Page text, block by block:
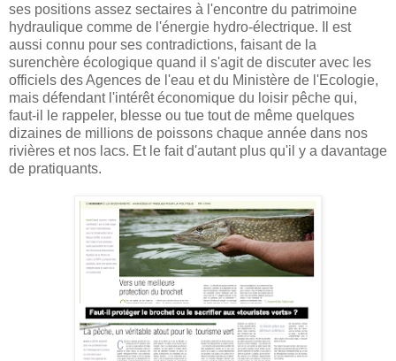
ses positions assez sectaires à l'encontre du patrimoine
hydraulique comme de l'énergie hydro-électrique. Il est
aussi connu pour ses contradictions, faisant de la
surenchère écologique quand il s'agit de discuter avec les
officiels des Agences de l'eau et du Ministère de l'Ecologie,
mais défendant l'intérêt économique du loisir pêche qui,
faut-il le rappeler, blesse ou tue tout de même quelques
dizaines de millions de poissons chaque année dans nos
rivières et nos lacs. Et le fait d'autant plus qu'il y a davantage
de pratiquants.